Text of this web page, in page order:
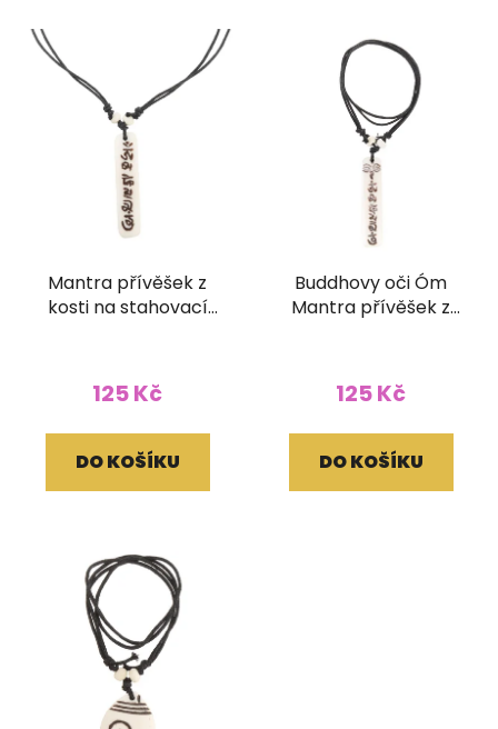
Mantra přívěšek z
kosti na stahovací
125 Kč
DO KOŠÍKU
Buddhovy oči Óm
Mantra přívěšek z
125 Kč
DO KOŠÍKU